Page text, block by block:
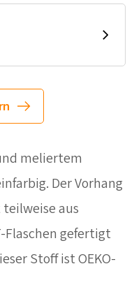
meliertem
Der Vorhang
aus
Flaschen gefertigt
Stoff ist OEKO-